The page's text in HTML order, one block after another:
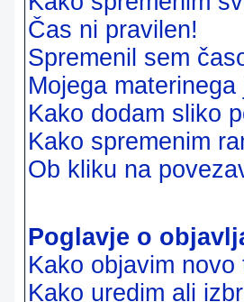
Čas ni pravilen!
Spremenil sem
Mojega
Kako dodam sliko
Kako spremenim
Ob kliku na
Poglavje o
Kako objavim novo
Kako uredim ali